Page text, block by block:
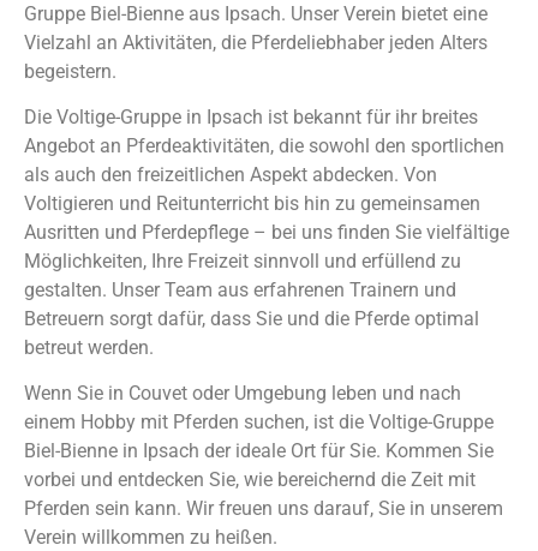
Gruppe Biel-Bienne aus Ipsach. Unser Verein bietet eine
Vielzahl an Aktivitäten, die Pferdeliebhaber jeden Alters
begeistern.
Die Voltige-Gruppe in Ipsach ist bekannt für ihr breites
Angebot an Pferdeaktivitäten, die sowohl den sportlichen
als auch den freizeitlichen Aspekt abdecken. Von
Voltigieren und Reitunterricht bis hin zu gemeinsamen
Ausritten und Pferdepflege – bei uns finden Sie vielfältige
Möglichkeiten, Ihre Freizeit sinnvoll und erfüllend zu
gestalten. Unser Team aus erfahrenen Trainern und
Betreuern sorgt dafür, dass Sie und die Pferde optimal
betreut werden.
Wenn Sie in Couvet oder Umgebung leben und nach
einem Hobby mit Pferden suchen, ist die Voltige-Gruppe
Biel-Bienne in Ipsach der ideale Ort für Sie. Kommen Sie
vorbei und entdecken Sie, wie bereichernd die Zeit mit
Pferden sein kann. Wir freuen uns darauf, Sie in unserem
Verein willkommen zu heißen.